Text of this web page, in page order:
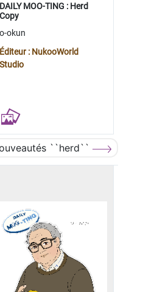
DAILY MOO-TING : Herd
Copy
o-okun
Éditeur : NukooWorld
Studio
``herd``